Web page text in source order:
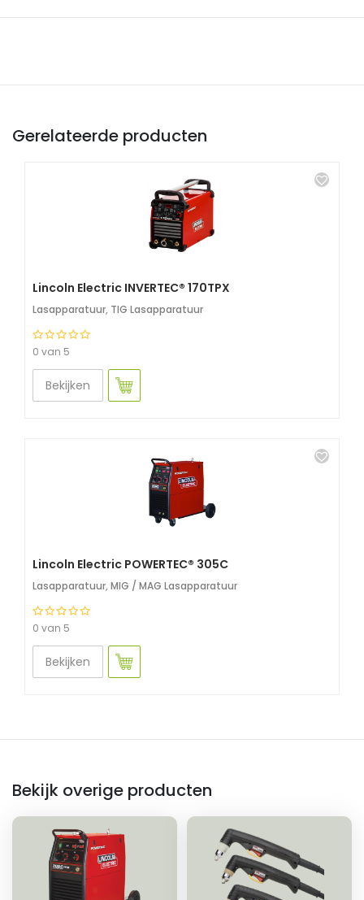
Gerelateerde producten
Lincoln Electric INVERTEC® 170TPX
Lasapparatuur, TIG Lasapparatuur
0 van 5
Bekijken
Lincoln Electric POWERTEC® 305C
Lasapparatuur, MIG / MAG Lasapparatuur
0 van 5
Bekijken
Bekijk overige producten